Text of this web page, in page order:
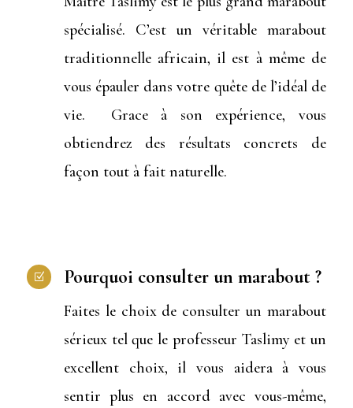
spécialisé. C’est un véritable marabout
traditionnelle africain, il est à même de
vous épauler dans votre quête de l’idéal de
vie. Grace à son expérience, vous
obtiendrez des résultats concrets de
façon tout à fait naturelle.
Z Pourquoi consulter un marabout ?
Faites le choix de consulter un marabout
sérieux tel que le professeur Taslimy et un
excellent choix, il vous aidera à vous
sentir plus en accord avec vous-même,